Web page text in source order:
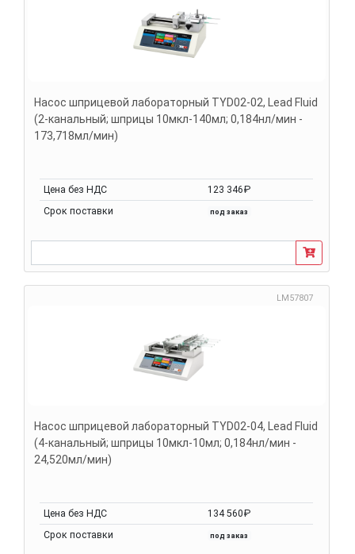
Насос шприцевой лабораторный TYD02-02, Lead Fluid
(2-канальный; шприцы 10мкл-140мл; 0,184нл/мин -
173,718мл/мин)
Цена без НДС
123 346₽
Срок поставки
под заказ
LM57807
Насос шприцевой лабораторный TYD02-04, Lead Fluid
(4-канальный; шприцы 10мкл-10мл; 0,184нл/мин -
24,520мл/мин)
Цена без НДС
134 560₽
Срок поставки
под заказ